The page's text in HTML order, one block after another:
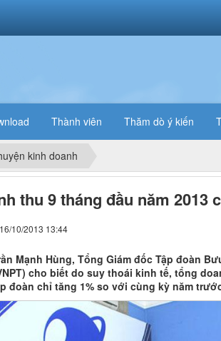
Thành viên Thăm dò ý kiến
kinh doanh
thu 9 tháng đầu năm 2013
10/2013 13:44
Mạnh Hùng, Tổng Giám đốc Tập đoàn
cho biết do suy thoái kinh tế, tổng
đoàn chỉ tăng 1% so với cùng kỳ năm